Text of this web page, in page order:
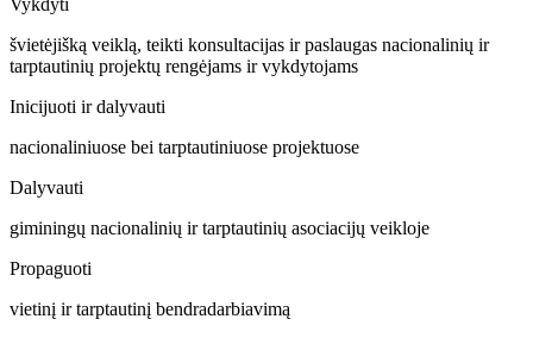
Vykdyti
švietėjišką veiklą, teikti konsultacijas ir paslaugas nacionalinių ir
tarptautinių projektų rengėjams ir vykdytojams
Inicijuoti ir dalyvauti
nacionaliniuose bei tarptautiniuose projektuose
Dalyvauti
giminingų nacionalinių ir tarptautinių asociacijų veikloje
Propaguoti
vietinį ir tarptautinį bendradarbiavimą